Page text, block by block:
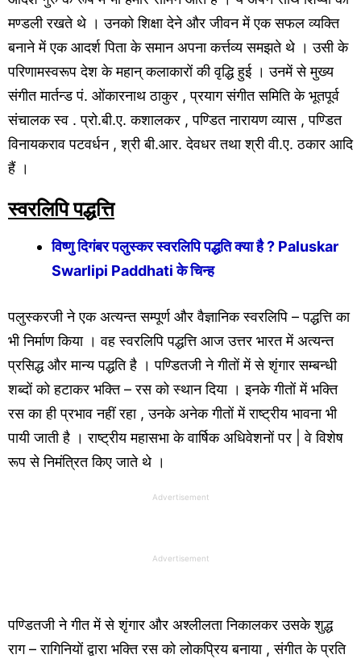
मण्डली रखते थे । उनको शिक्षा देने और जीवन में एक सफल व्यक्ति
बनाने में एक आदर्श पिता के समान अपना कर्त्तव्य समझते थे । उसी के
परिणामस्वरूप देश के महान् कलाकारों की वृद्धि हुई । उनमें से मुख्य
संगीत मार्तन्ड पं. ओंकारनाथ ठाकुर , प्रयाग संगीत समिति के भूतपूर्व
संचालक स्व . प्रो.बी.ए. कशालकर , पण्डित नारायण व्यास , पण्डित
विनायकराव पटवर्धन , श्री बी.आर. देवधर तथा श्री वी.ए. ठकार आदि
हैं ।
स्वरलिपि पद्धत्ति
विष्णु दिगंबर पलुस्कर स्वरलिपि पद्धति क्या है ? Paluskar
Swarlipi Paddhati के चिन्ह
पलुस्करजी ने एक अत्यन्त सम्पूर्ण और वैज्ञानिक स्वरलिपि – पद्धत्ति का
भी निर्माण किया । वह स्वरलिपि पद्धत्ति आज उत्तर भारत में अत्यन्त
प्रसिद्ध और मान्य पद्धति है । पण्डितजी ने गीतों में से शृंगार सम्बन्धी
शब्दों को हटाकर भक्ति – रस को स्थान दिया । इनके गीतों में भक्ति
रस का ही प्रभाव नहीं रहा , उनके अनेक गीतों में राष्ट्रीय भावना भी
पायी जाती है । राष्ट्रीय महासभा के वार्षिक अधिवेशनों पर | वे विशेष
रूप से निमंत्रित किए जाते थे ।
Advertisement
Advertisement
पण्डितजी ने गीत में से शृंगार और अश्लीलता निकालकर उसके शुद्ध
राग – रागिनियों द्वारा भक्ति रस को लोकप्रिय बनाया , संगीत के प्रति